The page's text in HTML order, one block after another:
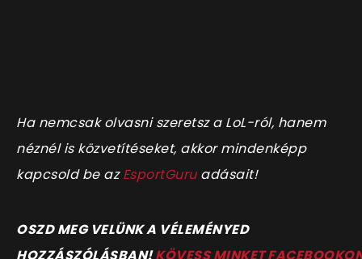
Ha nemcsak olvasni szeretsz a LoL-ról, hanem
néznél is közvetítéseket, akkor mindenképp
kapcsold be azEsportGuruadásait!
OSZD MEG VELÜNK A VÉLEMÉNYED